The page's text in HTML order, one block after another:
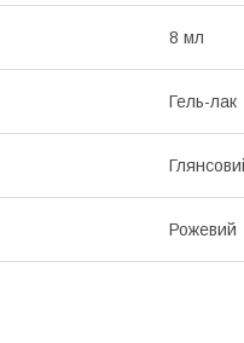
8 мл
Гель-лак
Рожевий